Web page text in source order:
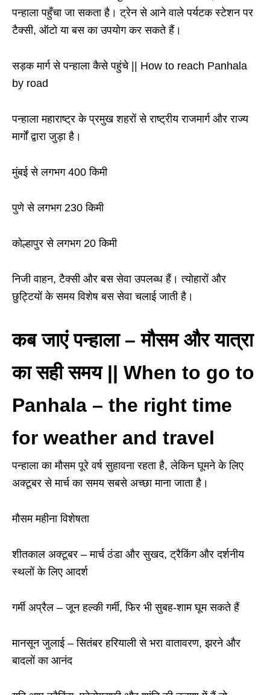
पन्हाला पहुँचा जा सकता है। ट्रेन से आने वाले पर्यटक स्टेशन पर
टैक्सी, ऑटो या बस का उपयोग कर सकते हैं।
सड़क मार्गसे पन्हाला कैसे पहुंचे || How to reach Panhala
by road
पन्हाला महाराष्ट्र के प्रमुख शहरों से राष्ट्रीय राजमार्ग और राज्य
मार्गों द्वारा जुड़ा है।
मुंबई से लगभग 400 किमी
पुणे से लगभग 230 किमी
कोल्हापुर से लगभग 20 किमी
निजी वाहन, टैक्सी और बस सेवा उपलब्ध हैं। त्योहारों और
छुट्टियों के समय विशेष बस सेवा चलाई जाती है।
कब जाएं पन्हाला –मौसम और यात्रा
का सही समय || When to go to
Panhala – the right time
for weather and travel
पन्हाला का मौसम पूरे वर्ष सुहावना रहता है, लेकिन घूमने के लिए
अक्टूबर से मार्च का समय सबसे अच्छा माना जाता है।
मौसम महीना विशेषता
शीतकाल अक्टूबर –मार्च ठंडा और सुखद, ट्रैकिंग और दर्शनीय
स्थलों के लिए आदर्श
गर्मी अप्रैल –जून हल्की गर्मी, फिर भी सुबह-शाम घूम सकते हैं
मानसून जुलाई –सितंबर हरियाली से भरा वातावरण, झरने और
बादलों का आनंद